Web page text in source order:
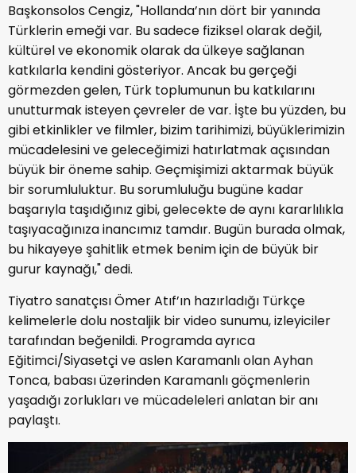
Başkonsolos Cengiz, "Hollanda’nın dört bir yanında
Türklerin emeği var. Bu sadece fiziksel olarak değil,
kültürel ve ekonomik olarak da ülkeye sağlanan
katkılarla kendini gösteriyor. Ancak bu gerçeği
görmezden gelen, Türk toplumunun bu katkılarını
unutturmak isteyen çevreler de var. İşte bu yüzden, bu
gibi etkinlikler ve filmler, bizim tarihimizi, büyüklerimizin
mücadelesini ve geleceğimizi hatırlatmak açısından
büyük bir öneme sahip. Geçmişimizi aktarmak büyük
bir sorumluluktur. Bu sorumluluğu bugüne kadar
başarıyla taşıdığınız gibi, gelecekte de aynı kararlılıkla
taşıyacağınıza inancımız tamdır. Bugün burada olmak,
bu hikayeye şahitlik etmek benim için de büyük bir
gurur kaynağı," dedi.
Tiyatro sanatçısı Ömer Atıf’ın hazırladığı Türkçe
kelimelerle dolu nostaljik bir video sunumu, izleyiciler
tarafından beğenildi. Programda ayrıca
Eğitimci/Siyasetçi ve aslen Karamanlı olan Ayhan
Tonca, babası üzerinden Karamanlı göçmenlerin
yaşadığı zorlukları ve mücadeleleri anlatan bir anı
paylaştı.